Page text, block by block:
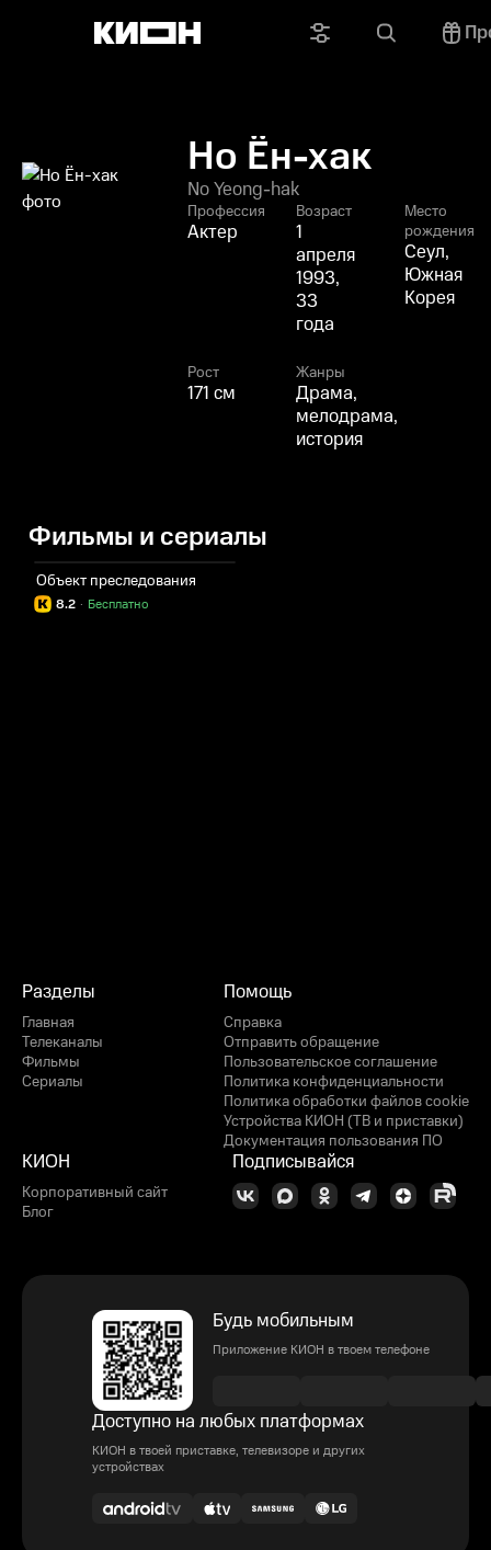
Но Ён-хак
No Yeong-hak
Профессия
Актер
Возраст
1
апреля
1993,
33
года
Место
рождения
Сеул,
Южная
Корея
Рост
171 см
Жанры
Драма,
мелодрама,
история
Фильмы и сериалы
Объект преследования
8.2 Бесплатно
·
Разделы
Главная
Телеканалы
Фильмы
Сериалы
Помощь
Справка
Отправить обращение
Пользовательское соглашение
Политика конфиденциальности
Политика обработки файлов cookie
Устройства КИОН (ТВ и приставки)
Документация пользования ПО
КИОН
Корпоративный сайт
Блог
Подписывайся
Будь мобильным
Приложение КИОН в твоем телефоне
Доступно на любых платформах
КИОН в твоей приставке, телевизоре и других
устройствах